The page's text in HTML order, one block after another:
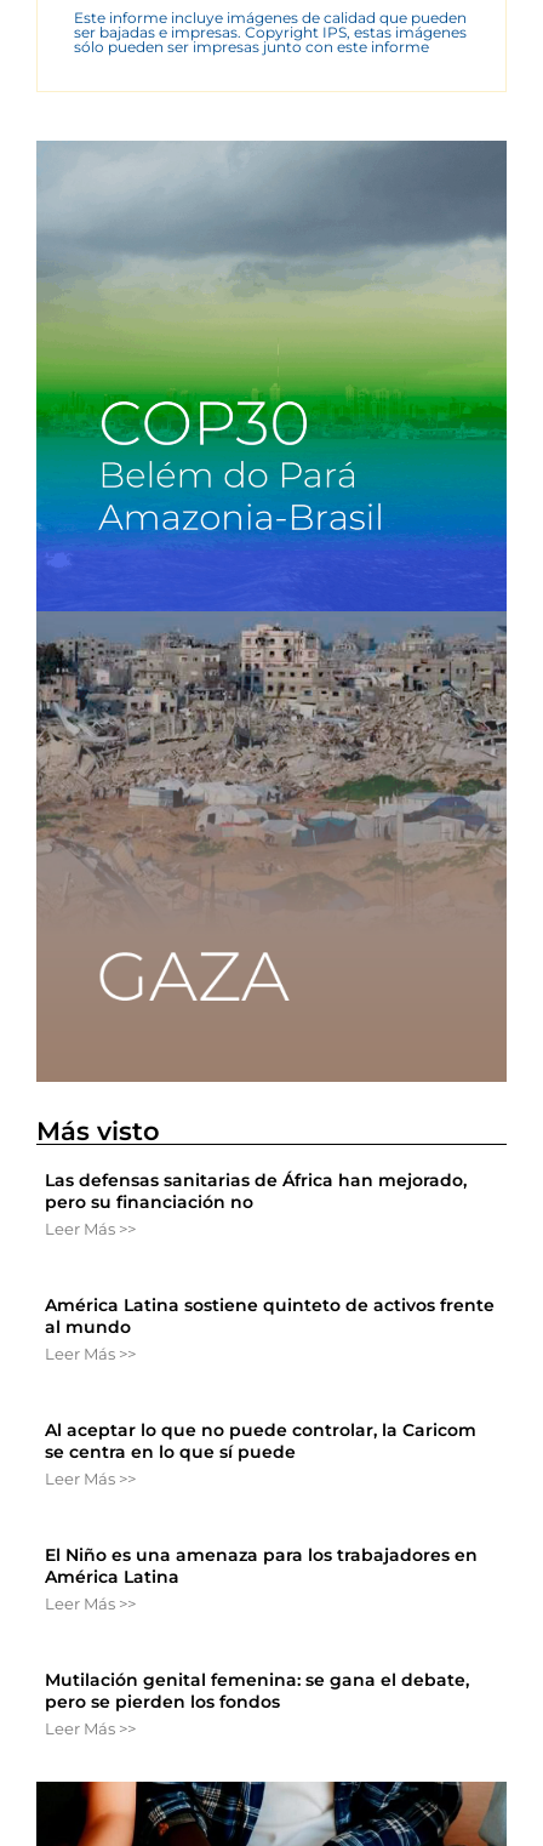
Este informe incluye imágenes de calidad que pueden
ser bajadas e impresas. Copyright IPS, estas imágenes
sólo pueden ser impresas junto con este informe
Más visto
Las defensas sanitarias de África han mejorado,
pero su financiación no
Leer Más >>
América Latina sostiene quinteto de activos frente
al mundo
Leer Más >>
Al aceptar lo que no puede controlar, la Caricom
se centra en lo que sí puede
Leer Más >>
El Niño es una amenaza para los trabajadores en
América Latina
Leer Más >>
Mutilación genital femenina: se gana el debate,
pero se pierden los fondos
Leer Más >>